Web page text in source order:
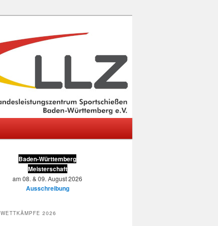
Baden-Württemberg
Meisterschaft
am 08. & 09. August 2026
Ausschreibung
WETTKÄMPFE 2026